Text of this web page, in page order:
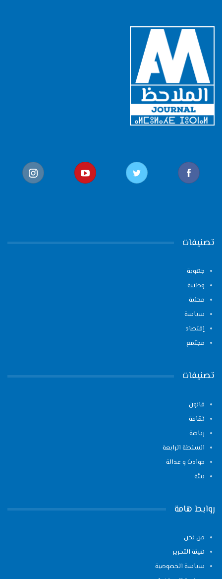
تصنيفات
جهوية
وطنية
محلية
سياسة
إقتصاد
مجتمع
تصنيفات
قانون
ثقافة
رياضة
السلطة الرابعة
حوادث و عدالة
بيئة
روابط هامة
من نحن
هيئة التحرير
سياسة الخصوصية